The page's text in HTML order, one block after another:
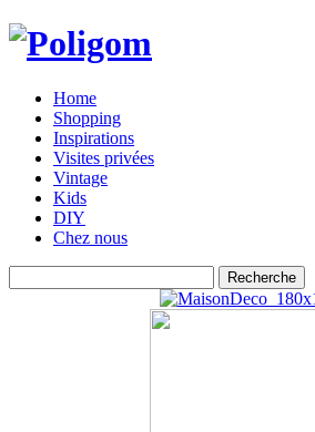
Home
Shopping
Inspirations
Visites privées
Vintage
Kids
DIY
Chez nous